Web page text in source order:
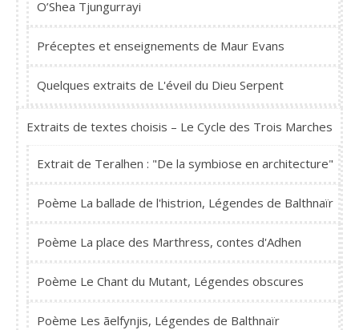
O’Shea Tjungurrayi
Préceptes et enseignements de Maur Evans
Quelques extraits de L'éveil du Dieu Serpent
Extraits de textes choisis – Le Cycle des Trois Marches
Extrait de Teralhen : "De la symbiose en architecture"
Poème La ballade de l'histrion, Légendes de Balthnaïr
Poème La place des Marthress, contes d'Adhen
Poème Le Chant du Mutant, Légendes obscures
Poème Les ãelfynjis, Légendes de Balthnaïr